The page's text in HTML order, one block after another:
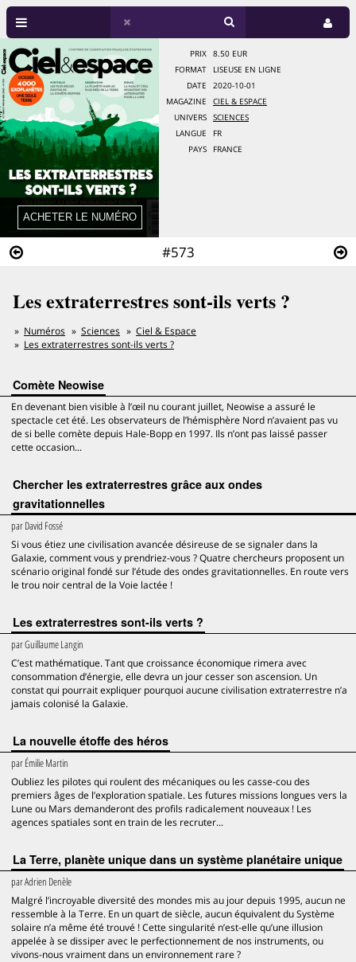
#573
PRIX
8.50 EUR
FORMAT
LISEUSE EN LIGNE
DATE
2020-10-01
MAGAZINE
CIEL & ESPACE
UNIVERS
SCIENCES
LANGUE
FR
PAYS
FRANCE
Les extraterrestres sont-ils verts ?
Numéros Sciences
Ciel & Espace
Les extraterrestres sont-ils verts ?
Comète Neowise
En devenant bien visible à l’œil nu courant juillet, Neowise a assuré le
spectacle cet été. Les observateurs de l’hémisphère Nord n’avaient pas vu
de si belle comète depuis Hale-Bopp en 1997. Ils n’ont pas laissé passer
cette occasion...
Chercher les extraterrestres grâce aux ondes
gravitationnelles
parDavid Fossé
Si vous étiez une civilisation avancée désireuse de se signaler dans la
Galaxie, comment vous y prendriez-vous ? Quatre chercheurs proposent un
scénario original fondé sur l’étude des ondes gravitationnelles. En route vers
le trou noir central de la Voie lactée !
Les extraterrestres sont-ils verts ?
parGuillaume Langin
C’est mathématique. Tant que croissance économique rimera avec
consommation d’énergie, elle devra un jour cesser son ascension. Un
constat qui pourrait expliquer pourquoi aucune civilisation extraterrestre n’a
jamais colonisé la Galaxie.
La nouvelle étoffe des héros
parÉmilie Martin
Oubliez les pilotes qui roulent des mécaniques ou les casse-cou des
premiers âges de l’exploration spatiale. Les futures missions longues vers la
Lune ou Mars demanderont des profils radicalement nouveaux ! Les
agences spatiales sont en train de les recruter...
La Terre, planète unique dans un système planétaire unique
parAdrien Denèle
Malgré l’incroyable diversité des mondes mis au jour depuis 1995, aucun ne
ressemble à la Terre. En un quart de siècle, aucun équivalent du Système
solaire n’a même été trouvé ! Cette singularité n’est-elle qu’une illusion
appelée à se dissiper avec le perfectionnement de nos instruments, ou
vivons-nous vraiment dans un environnement rare ?